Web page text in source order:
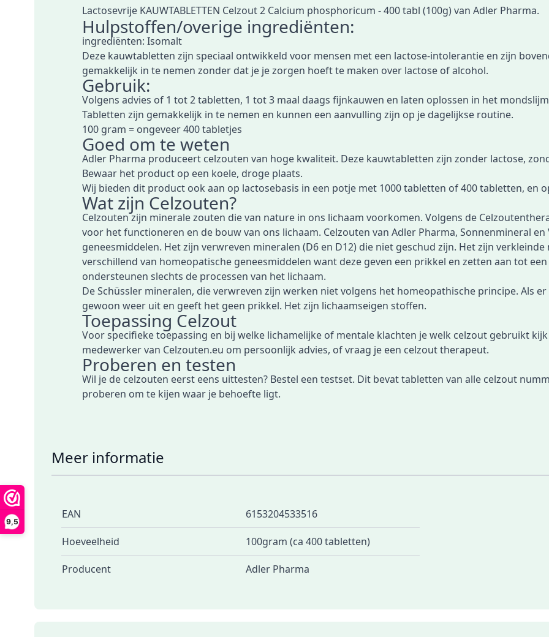
9,5
Lactosevrije KAUWTABLETTEN Celzout 2 Calcium phosphoricum - 400 tabl (100g) van Adler Pharma.
Hulpstoffen/overige ingrediënten:
ingrediënten: Isomalt
Deze kauwtabletten zijn speciaal ontwikkeld voor mensen met een lactose-intolerantie en zijn
gemakkelijk in te nemen zonder dat je je zorgen hoeft te maken over lactose of alcohol.
Gebruik:
Volgens advies of 1 tot 2 tabletten, 1 tot 3 maal daags fijnkauwen en laten oplossen in het
Tabletten zijn gemakkelijk in te nemen en kunnen een aanvulling zijn op je dagelijkse routine.
100 gram = ongeveer 400 tabletjes
Goed om te weten
Adler Pharma produceert celzouten van hoge kwaliteit. Deze kauwtabletten zijn zonder lactose,
Bewaar het product op een koele, droge plaats.
Wij bieden dit product ook aan op lactosebasis in een potje met 1000 tabletten of400 tabletten, en
Wat zijn Celzouten?
Celzouten zijn minerale zouten die van nature in ons lichaam voorkomen. Volgens de
voor het functioneren en de bouw van ons lichaam. Celzouten van Adler Pharma, Sonnenmineral
geneesmiddelen. Het zijn verwreven mineralen (D6 en D12) die niet geschud zijn. Het zijn
verschillend van homeopatische geneesmiddelen want deze geven een prikkel en zetten aan tot
ondersteunen slechts de processen van het lichaam.
De Schüssler mineralen, die verwreven zijn werken niet volgens het homeopathische principe. Als
gewoon weer uit en geeft het geen prikkel. Het zijn lichaamseigen stoffen.
Toepassing Celzout
Voor specifieke toepassing en bij welke lichamelijke of mentale klachten je welk celzout gebruikt
medewerker van Celzouten.eu om persoonlijk advies, of vraag je een celzout therapeut.
Proberen en testen
Wil je de celzouten eerst eens uittesten? Bestel een testset. Dit bevat tabletten van alle celzout
proberen om te kijen waar je behoefte ligt.
Meer informatie
EAN 6153204533516
Hoeveelheid 100gram (ca 400 tabletten)
Producent Adler Pharma